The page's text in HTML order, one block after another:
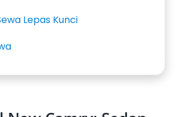
Lepas Kunci